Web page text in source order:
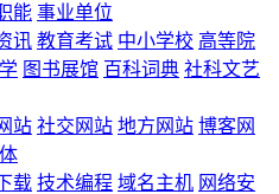
能 事业单位
讯 教育考试 中小学校 高等院
图书展馆 百科词典 社科文艺
站 社交网站 地方网站 博客网
载 技术编程 域名主机 网络安